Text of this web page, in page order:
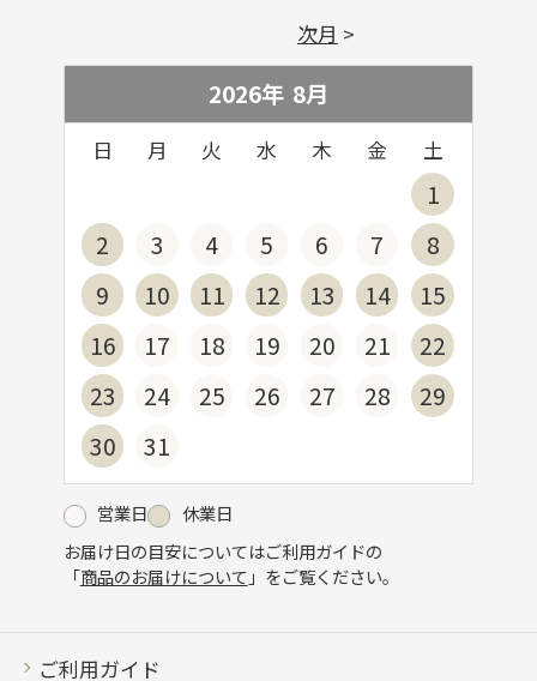
2026年 8月
日 月 火 水 木 金 土
1
2
3 4 5 6 7
8
9
10 11 12 13 14
15
16
17 18 19 20 21
22
23
24 25 26 27 28
29
30
31
次月
営業日
休業日
お届け日の目安についてはご利用ガイドの
「商品のお届けについて 」をご覧ください。
ご利用ガイド